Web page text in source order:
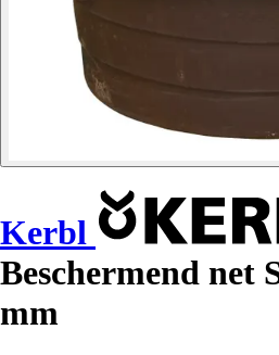
Kerbl
Beschermend net
mm